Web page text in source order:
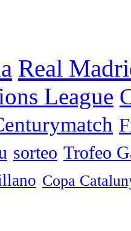
Real
League
sorteo Trofeo
Copa